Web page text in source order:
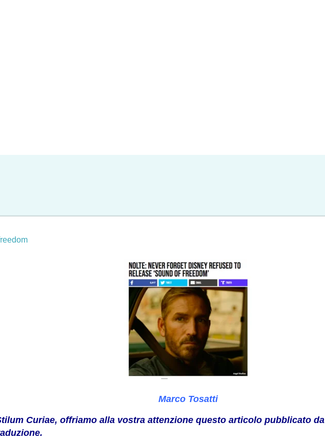
Marco Tosatti
Curiae, offriamo alla vostra attenzione questo articolo pubblicato da